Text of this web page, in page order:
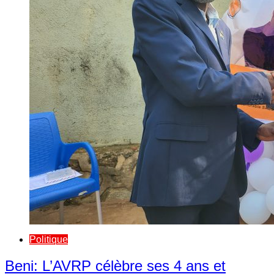
Politique
Beni: L’AVRP célèbre ses 4 ans et